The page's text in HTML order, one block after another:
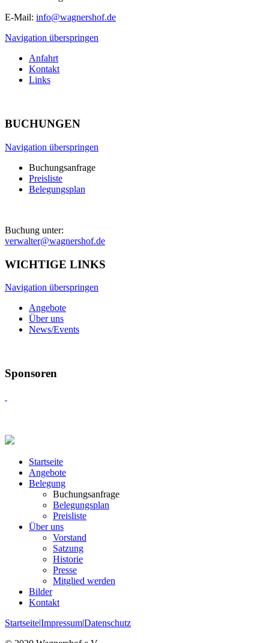
E-Mail: info@wagnershof.de
Navigation überspringen
Anfahrt
Kontakt
Links
BUCHUNGEN
Navigation überspringen
Buchungsanfrage
Preisliste
Belegungsplan
Buchung unter:
verwalter@wagnershof.de
WICHTIGE LINKS
Navigation überspringen
Angebote
Über uns
News/Events
Sponsoren
Startseite
Angebote
Belegung
Buchungsanfrage
Belegungsplan
Preisliste
Über uns
Vorstand
Satzung
Historie
Presse
Mitglied werden
Bilder
Kontakt
Startseite|Impressum|Datenschutz